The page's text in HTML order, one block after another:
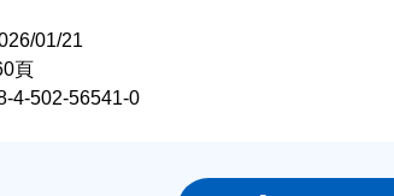
01/21
頁
4-502-56541-0